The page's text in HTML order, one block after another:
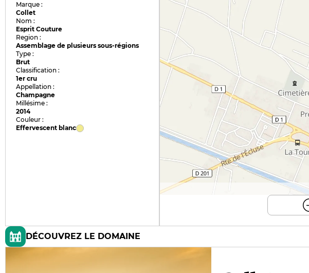
Marque :
Collet
Nom :
Esprit Couture
Region :
Assemblage de plusieurs sous-régions
Type :
Brut
Classification :
1er cru
Appellation :
Champagne
Millésime :
2014
Couleur :
Effervescent blanc
DÉCOUVREZ LE DOMAINE